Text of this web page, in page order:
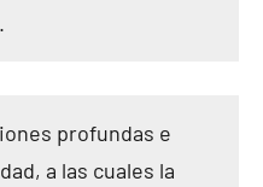
profundas e
a las cuales la